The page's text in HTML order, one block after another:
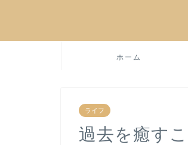
ホーム
ライフ
過去を癒す